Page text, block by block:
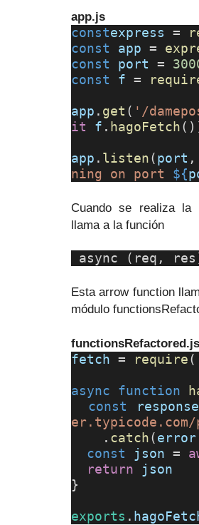
app.js
constexpress =
const
app =
const
port =
const
f =
app . get ( '/
it
f . hagoFetch
app . listen(port
ning on port ${
Cuando se realiza la
llama a la función
async (req,
Esta arrow function
módulo
functionsRefactored.js
fetch = require(
async function
const
response
. catch(error
const
json =
return
json
}
exports .